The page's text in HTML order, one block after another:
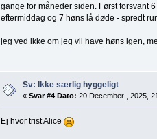
gange for måneder siden. Først forsvant
eftermiddag og 7 høns lå døde - spredt
jeg ved ikke om jeg vil have høns igen,
Sv: Ikke særlig hyggeligt
« Svar #4 Dato: 20 December , 2025,
Ej hvor trist Alice